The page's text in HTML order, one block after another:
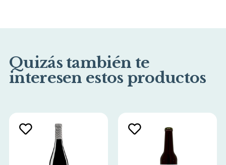
Quizás también te
interesen estos productos